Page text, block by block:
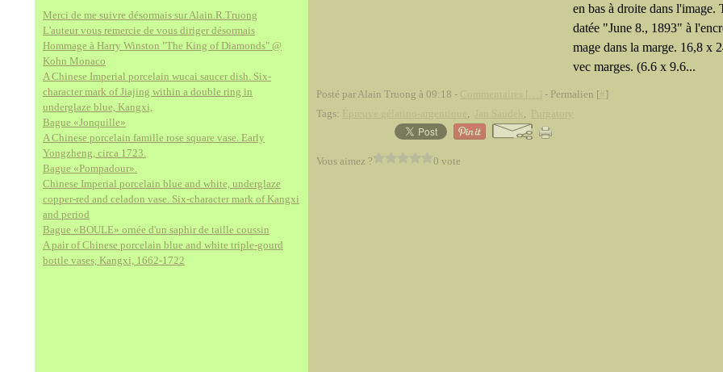
Merci de me suivre désormais sur Alain.R.Truong
L'auteur vous remercie de vous diriger désormais
Hommage à Harry Winston "The King of Diamonds" @
Kohn Monaco
A Chinese Imperial porcelain wucai saucer dish. Six-
character mark of Jiajing within a double ring in
underglaze blue, Kangxi,
Bague «Jonquille»
A Chinese porcelain famille rose square vase. Early
Yongzheng, circa 1723.
Bague «Pompadour».
Chinese Imperial porcelain blue and white, underglaze
copper-red and celadon vase. Six-character mark of Kangxi
and period
Bague «BOULE» ornée d'un saphir de taille coussin
A pair of Chinese porcelain blue and white triple-gourd
bottle vases, Kangxi, 1662-1722
en bas à droite dans l'image.
datée "June 8., 1893" à
mage dans la marge. 16,8 x
vec marges. (6.6 x 9.6...
Posté par Alain Truong à 09:18 - - Permalien [ ]
Tags:
, ,
Vous aimez ? 0 vote